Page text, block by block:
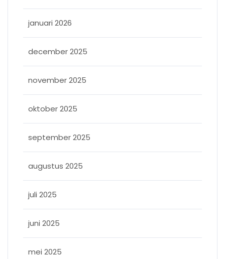
januari 2026
december 2025
november 2025
oktober 2025
september 2025
augustus 2025
juli 2025
juni 2025
mei 2025